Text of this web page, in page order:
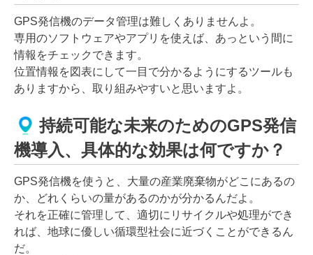
GPS発信機のデータ管理は難しくありませんよ。
専用のソフトウェアやアプリを使えば、あっという間に
情報をチェックできます。
位置情報を図表にして一目で分かるようにするツールも
ありますから、取り組みやすいと思いますよ。
持続可能な未来のためのGPS発信
機導入、具体的な効果は何ですか？
GPS発信機を使うと、大量の産業廃棄物がどこにあるの
か、どれくらいの量があるのかが分かるんだよ。
それを正確に管理して、適切にリサイクルや処理ができ
れば、地球に優しい循環型社会に近づくことができるん
だ。